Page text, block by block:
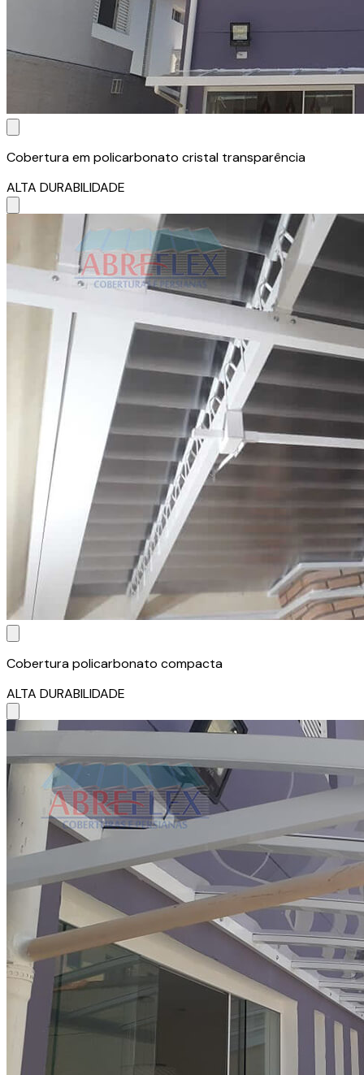
Cobertura em policarbonato cristal transparência
ALTA DURABILIDADE
Cobertura policarbonato compacta
ALTA DURABILIDADE